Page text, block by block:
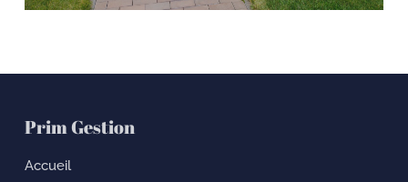
Prim Gestion
Accueil